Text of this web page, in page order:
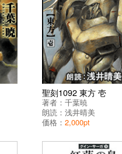
聖刻1092 東方 壱
著者： 千葉暁
朗読： 浅井晴美
価格： 2,000pt